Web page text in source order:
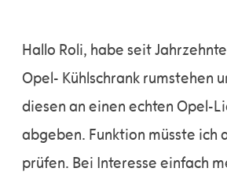
Hallo Roli, habe seit
Opel- Kühlschrank rumstehen
diesen an einen echten Opel-
abgeben. Funktion müsste ich
prüfen. Bei Interesse einfach